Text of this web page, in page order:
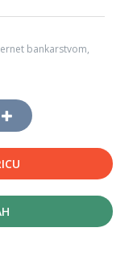
bankarstvom,